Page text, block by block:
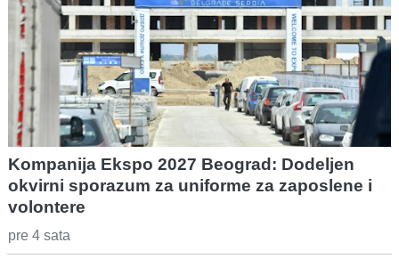
Kompanija Ekspo 2027 Beograd: Dodeljen
okvirni sporazum za uniforme za zaposlene i
volontere
pre 4 sata